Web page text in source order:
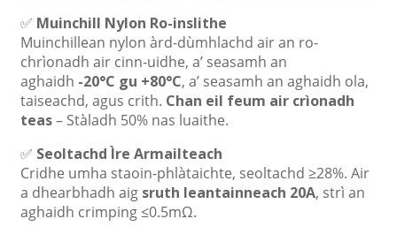
✅ Muinchill Nylon Ro-inslithe
Muinchillean nylon àrd-dùmhlachd air an ro-
chrìonadh air cinn-uidhe, a’ seasamh an
aghaidh -20°C gu +80°C, a’ seasamh an aghaidh ola,
taiseachd, agus crith. Chan eil feum air crìonadh
teas– Stàladh 50% nas luaithe.
✅ Seoltachd Ìre Armailteach
Cridhe umha staoin-phlàtaichte, seoltachd ≥28%. Air
a dhearbhadh aig sruth leantainneach 20A, strì an
aghaidh crimping ≤0.5mΩ.